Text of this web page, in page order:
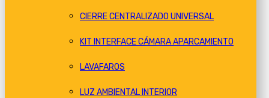
CIERRE CENTRALIZADO UNIVERSAL
KIT INTERFACE CÁMARA APARCAMIENTO
LAVAFAROS
LUZ AMBIENTAL INTERIOR